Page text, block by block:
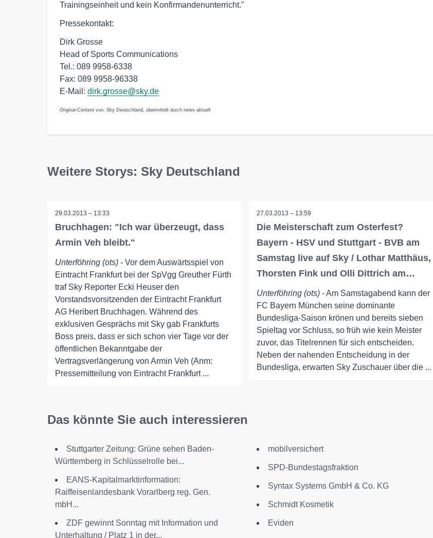
Trainingseinheit und kein Konfirmandenunterricht."
Pressekontakt:
Dirk Grosse
Head of Sports Communications
Tel.: 089 9958-6338
Fax: 089 9958-96338
E-Mail: dirk.grosse@sky.de
Original-Content von: Sky Deutschland, übermittelt durch news aktuell
Weitere Storys: Sky Deutschland
29.03.2013 – 13:33
Bruchhagen: "Ich war überzeugt, dass
Armin Veh bleibt."
Unterföhring (ots) - Vor dem Auswärtsspiel von
Eintracht Frankfurt bei der SpVgg Greuther Fürth
traf Sky Reporter Ecki Heuser den
Vorstandsvorsitzenden der Eintracht Frankfurt
AG Heribert Bruchhagen. Während des
exklusiven Gesprächs mit Sky gab Frankfurts
Boss preis, dass er sich schon vier Tage vor der
öffentlichen Bekanntgabe der
Vertragsverlängerung von Armin Veh (Anm:
Pressemitteilung von Eintracht Frankfurt ...
27.03.2013 – 13:59
Die Meisterschaft zum Osterfest?
Bayern - HSV und Stuttgart - BVB am
Samstag live auf Sky / Lothar Matthäus,
Thorsten Fink und Olli Dittrich am…
Unterföhring (ots)- Am Samstagabend kann der
FC Bayern München seine dominante
Bundesliga-Saison krönen und bereits sieben
Spieltag vor Schluss, so früh wie kein Meister
zuvor, das Titelrennen für sich entscheiden.
Neben der nahenden Entscheidung in der
Bundesliga, erwarten Sky Zuschauer über die ...
Das könnte Sie auch interessieren
Stuttgarter Zeitung: Grüne sehen Baden-
Württemberg in Schlüsselrolle bei...
EANS-Kapitalmarktinformation:
Raiffeisenlandesbank Vorarlberg reg. Gen.
mbH...
ZDF gewinnt Sonntag mit Information und
Unterhaltung / Platz 1 in der...
mobilversichert
SPD-Bundestagsfraktion
Syntax Systems GmbH & Co. KG
Schmidt Kosmetik
Eviden